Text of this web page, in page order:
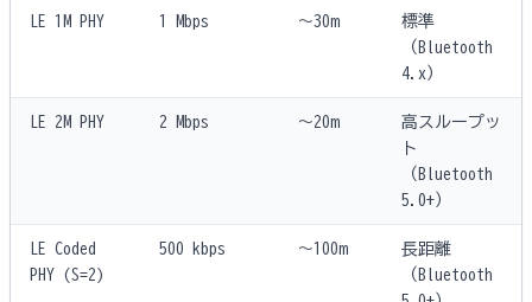
LE 1M PHY 1 Mbps 〜30m
標準
（Bluetooth
4.x）
LE 2M PHY 2 Mbps 〜20m
高スループッ
ト
（Bluetooth
5.0+）
LE Coded
PHY (S=2)
500 kbps 〜100m
長距離
（Bluetooth